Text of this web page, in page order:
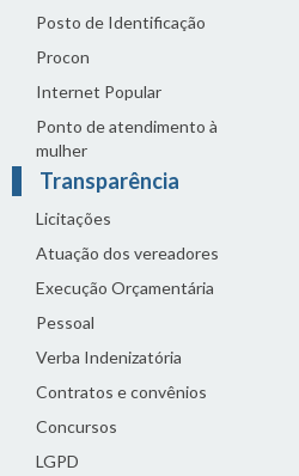
Posto de Identificação
Procon
Internet Popular
Ponto de atendimento à
mulher
Transparência
Licitações
Atuação dos vereadores
Execução Orçamentária
Pessoal
Verba Indenizatória
Contratos e convênios
Concursos
LGPD